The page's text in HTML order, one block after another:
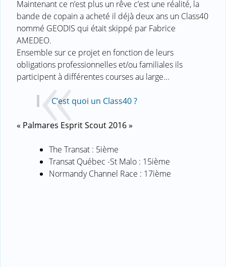
Maintenant ce n’est plus un rêve c’est une réalité, la
bande de copain a acheté il déjà deux ans un Class40
nommé GEODIS qui était skippé par Fabrice
AMEDEO.
Ensemble sur ce projet en fonction de leurs
obligations professionnelles et/ou familiales ils
participent à différentes courses au large...
C’est quoi un Class40 ?
« Palmares Esprit Scout 2016 »
The Transat : 5ième
Transat Québec -St Malo : 15ième
Normandy Channel Race : 17ième